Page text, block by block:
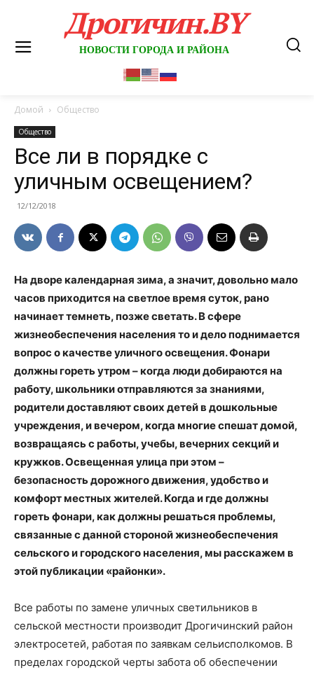
Дрогичин.BY
НОВОСТИ ГОРОДА И РАЙОНА
Домой Общество
Общество
Все ли в порядке с
уличным освещением?
12/12/2018
На дворе календарная зима, а значит, довольно мало
часов приходится на светлое время суток, рано
начинает темнеть, позже светать. В сфере
жизнеобеспечения населения то и дело поднимается
вопрос о качестве уличного освещения. Фонари
должны гореть утром – когда люди добираются на
работу, школьники отправляются за знаниями,
родители доставляют своих детей в дошкольные
учреждения, и вечером, когда многие спешат домой,
возвращаясь с работы, учебы, вечерних секций и
кружков. Освещенная улица при этом –
безопасность дорожного движения, удобство и
комфорт местных жителей. Когда и где должны
гореть фонари, как должны решаться проблемы,
связанные с данной стороной жизнеобеспечения
сельского и городского населения, мы расскажем в
этой публикации «районки».
Все работы по замене уличных светильников в
сельской местности производит Дрогичинский район
электросетей, работая по заявкам сельисполкомов. В
пределах городской черты забота об обеспечении